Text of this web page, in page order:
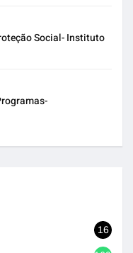
Social- Instituto
16